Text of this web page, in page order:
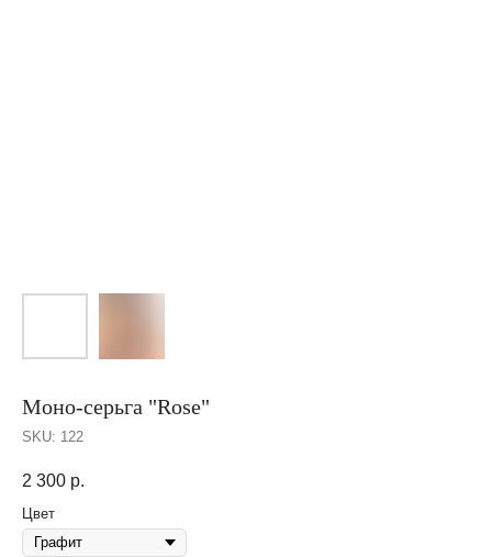
Моно-серьга "Rose"
SKU: 122
2 300 р.
Цвет